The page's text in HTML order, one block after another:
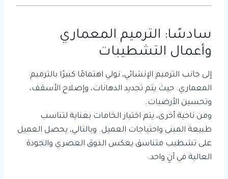
سادسًا: الترميم المعماري
وأعمال التشطيبات
إلى جانب الترميم الإنشائي، نولي اهتمامًا كبيرًا بالترميم
المعماري. حيث يتم تجديد الدهانات، وإصلاح الأسقف،
وتحسين الأرضيات.
ومن ناحية أخرى، يتم اختيار الخامات بعناية لتناسب
طبيعة المبنى واحتياجات العميل. وبالتالي، يحصل العميل
على تشطيب متناسق يعكس الذوق العصري والجودة
العالية في آنٍ واحد.